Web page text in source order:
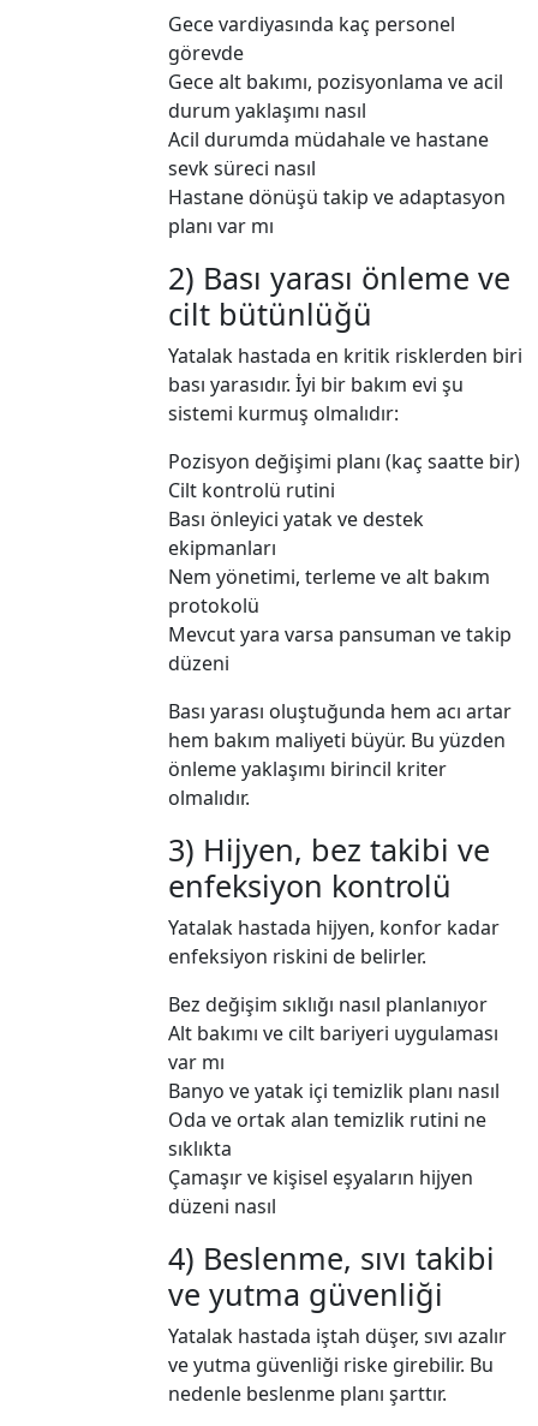
Gece vardiyasında kaç personel
görevde
Gece alt bakımı, pozisyonlama ve acil
durum yaklaşımı nasıl
Acil durumda müdahale ve hastane
sevk süreci nasıl
Hastane dönüşü takip ve adaptasyon
planı var mı
2) Bası yarası önleme ve
cilt bütünlüğü
Yatalak hastada en kritik risklerden biri
bası yarasıdır. İyi bir bakım evi şu
sistemi kurmuş olmalıdır:
Pozisyon değişimi planı (kaç saatte bir)
Cilt kontrolü rutini
Bası önleyici yatak ve destek
ekipmanları
Nem yönetimi, terleme ve alt bakım
protokolü
Mevcut yara varsa pansuman ve takip
düzeni
Bası yarası oluştuğunda hem acı artar
hem bakım maliyeti büyür. Bu yüzden
önleme yaklaşımı birincil kriter
olmalıdır.
3) Hijyen, bez takibi ve
enfeksiyon kontrolü
Yatalak hastada hijyen, konfor kadar
enfeksiyon riskini de belirler.
Bez değişim sıklığı nasıl planlanıyor
Alt bakımı ve cilt bariyeri uygulaması
var mı
Banyo ve yatak içi temizlik planı nasıl
Oda ve ortak alan temizlik rutini ne
sıklıkta
Çamaşır ve kişisel eşyaların hijyen
düzeni nasıl
4) Beslenme, sıvı takibi
ve yutma güvenliği
Yatalak hastada iştah düşer, sıvı azalır
ve yutma güvenliği riske girebilir. Bu
nedenle beslenme planı şarttır.